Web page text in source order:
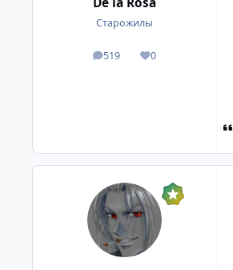
Старожилы
519
посты 0
Репутация